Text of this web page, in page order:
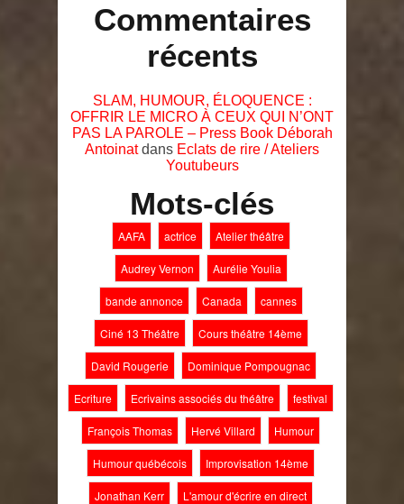
Commentaires
récents
SLAM, HUMOUR, ÉLOQUENCE :
OFFRIR LE MICRO À CEUX QUI N’ONT
PAS LA PAROLE – Press Book Déborah
Antoinatdans Eclats de rire / Ateliers
Youtubeurs
Mots-clés
AAFA actrice Atelier théâtre
Audrey Vernon Aurélie Youlia
bande annonce Canada cannes
Ciné 13 Théâtre Cours théâtre 14ème
David Rougerie Dominique Pompougnac
Ecriture Ecrivains associés du théâtre festival
François Thomas Hervé Villard Humour
Humour québécois Improvisation 14ème
Jonathan Kerr L'amour d'écrire en direct